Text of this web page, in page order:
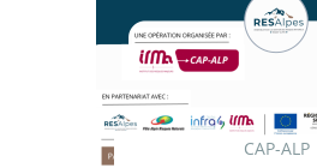
CAP-ALP